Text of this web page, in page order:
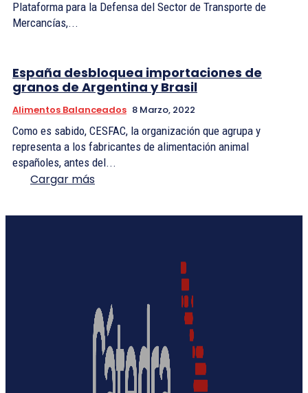
Plataforma para la Defensa del Sector de Transporte de
Mercancías,...
España desbloquea importaciones de
granos de Argentina y Brasil
Alimentos Balanceados 8 Marzo, 2022
Como es sabido, CESFAC, la organización que agrupa y
representa a los fabricantes de alimentación animal
españoles, antes del...
Cargar más